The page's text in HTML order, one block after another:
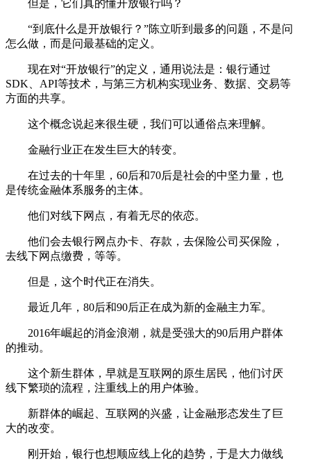
但是，它们真的懂开放银行吗？
“到底什么是开放银行？”陈立听到最多的问题，不是问
怎么做，而是问最基础的定义。
现在对“开放银行”的定义，通用说法是：银行通过
SDK、API等技术，与第三方机构实现业务、数据、交易等
方面的共享。
这个概念说起来很生硬，我们可以通俗点来理解。
金融行业正在发生巨大的转变。
在过去的十年里，60后和70后是社会的中坚力量，也
是传统金融体系服务的主体。
他们对线下网点，有着无尽的依恋。
他们会去银行网点办卡、存款，去保险公司买保险，
去线下网点缴费，等等。
但是，这个时代正在消失。
最近几年，80后和90后正在成为新的金融主力军。
2016年崛起的消金浪潮，就是受强大的90后用户群体
的推动。
这个新生群体，早就是互联网的原生居民，他们讨厌
线下繁琐的流程，注重线上的用户体验。
新群体的崛起、互联网的兴盛，让金融形态发生了巨
大的改变。
刚开始，银行也想顺应线上化的趋势，于是大力做线